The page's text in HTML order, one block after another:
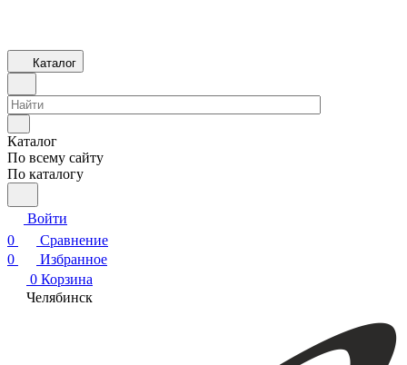
Каталог
Каталог
По всему сайту
По каталогу
Войти
0
Сравнение
0
Избранное
0 Корзина
Челябинск